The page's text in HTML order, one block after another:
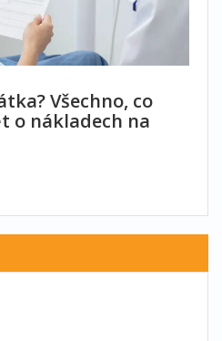
Všechno, co
o nákladech na